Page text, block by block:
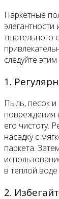
Паркетные
тщательного
следуйте
1.
Пыль, песок и
повреждения
его чистоту.
насадку с
паркета.
в теплой
2.